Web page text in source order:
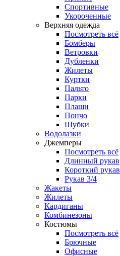
Спортивные
Укороченные
Верхняя одежда
Посмотреть всё
Бомберы
Ветровки
Дубленки
Жилеты
Куртки
Пальто
Парки
Плащи
Пончо
Шубки
Водолазки
Джемперы
Посмотреть всё
Длинный рукав
Короткий рукав
Рукав 3/4
Жакеты
Жилеты
Кардиганы
Комбинезоны
Костюмы
Посмотреть всё
Брючные
Офисные